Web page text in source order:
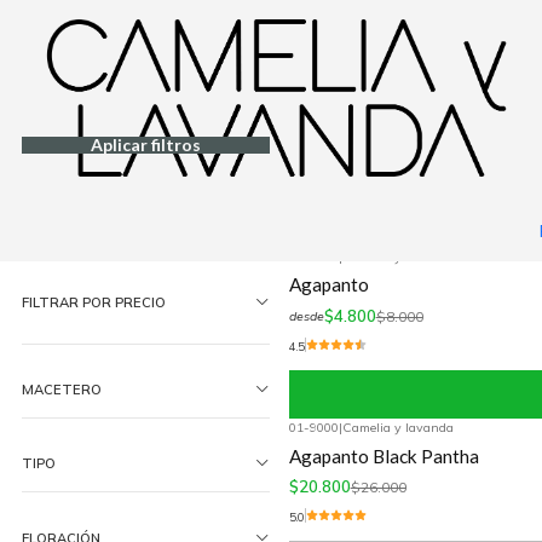
Inicio Favoritos Hasta $10.000
Filtrar Productos
1-30 de 78 productos
Aplicar filtros
ORDENAR POR
FILTRAR POR PRECIO
MACETERO
TIPO
FLORACIÓN
-20%OFF
08-2380|Camelia y Lavanda
Acorus
$8.000
Agapanto
desde$4.800$8.000
4.5
01-9000|Camelia y lavanda
Agapanto Black Pantha
$20.800$26.000
5.0